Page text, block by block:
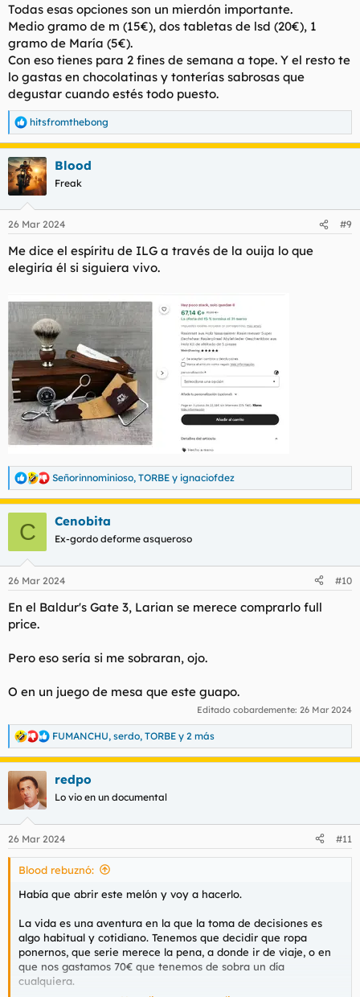
Todas esas opciones son un mierdón importante.
Medio gramo de m (15€), dos tabletas de lsd (20€), 1
gramo de María (5€).
Con eso tienes para 2 fines de semana a tope. Y el resto te
lo gastas en chocolatinas y tonterías sabrosas que
degustar cuando estés todo puesto.
R
e
a
c
c
i
e
:
hitsfromthebong
Blood
Freak
26 Mar 2024 #9
Me dice el espíritu de ILG a través de la ouija lo que
elegiría él si siguiera vivo.
R
e
a
e
:
Señorinnominioso, TORBE y ignaciofdez
C Cenobita
Ex-gordo deforme asqueroso
26 Mar 2024 #10
En el Baldur's Gate 3, Larian se merece comprarlo full
price.
Pero eso sería si me sobraran, ojo.
O en un juego de mesa que este guapo.
Editado cobardemente: 26 Mar 2024
R
e
a
c
c
i
e
s
FUMANCHU, serdo, TORBE y 2 más
redpo
Lo vio en un documental
26 Mar 2024 #11
Blood rebuznó:
Había que abrir este melón y voy a hacerlo.
La vida es una aventura en la que la toma de decisiones es
algo habitual y cotidiano. Tenemos que decidir que ropa
ponernos, que serie merece la pena, a donde ir de viaje, o en
que nos gastamos 70€ que tenemos de sobra un día
cualquiera.